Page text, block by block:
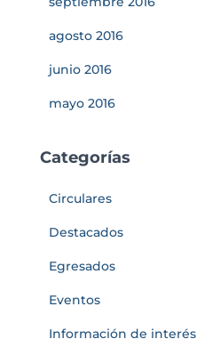
agosto 2016
junio 2016
mayo 2016
Categorías
Circulares
Destacados
Egresados
Eventos
Información de interés